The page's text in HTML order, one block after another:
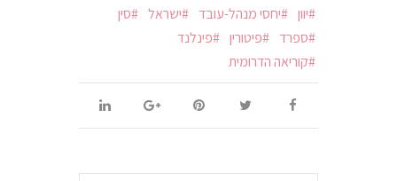
יוון
יחסי מנהל-עובד ישראל
סין
ספרד
פיטורין
פינלנד
קוריאה הדרומית